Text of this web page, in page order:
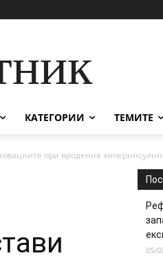
КАТЕГОРИИ ТЕМИТЕ
при вродения
05/